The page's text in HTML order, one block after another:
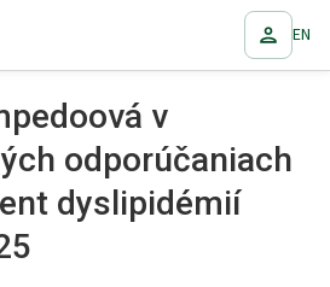
EN
v
odporúčaniach
dyslipidémií